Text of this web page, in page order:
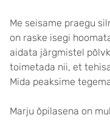
Me seisame praegu
on raske isegi
aidata järgmistel
toimetada nii, et
Mida peaksime
Marju õpilasena on